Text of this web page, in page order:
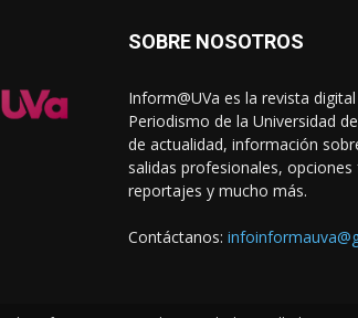
SOBRE NOSOTROS
Inform@UVa es la revista
Periodismo de la Universidad
de actualidad, información
salidas profesionales,
reportajes y mucho más.
Contáctanos: